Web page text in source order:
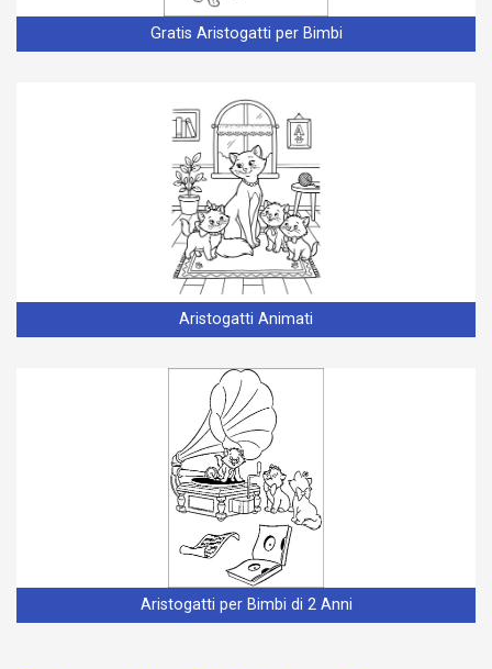
Gratis Aristogatti per Bimbi
Aristogatti Animati
Aristogatti per Bimbi di 2 Anni